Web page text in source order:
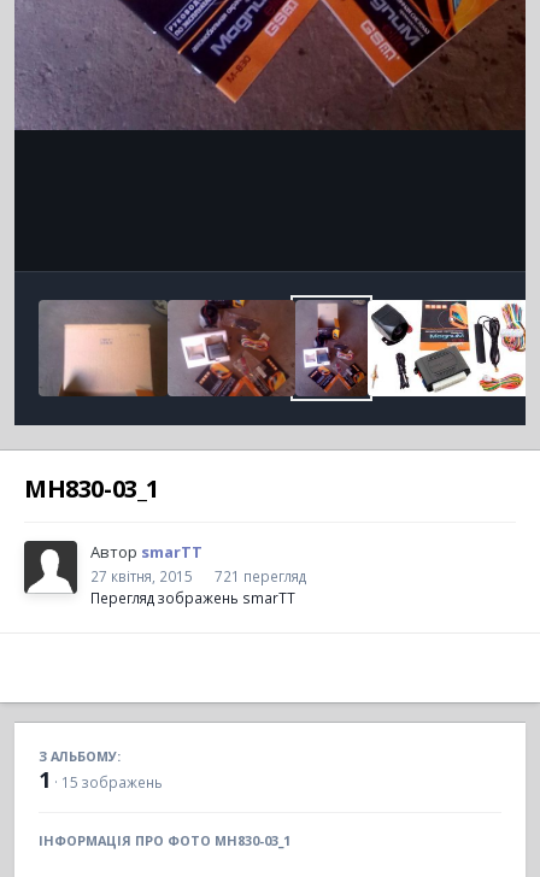
MH830-03_1
Автор smarTT
27 квітня, 2015
721 перегляд
Перегляд зображень smarTT
З АЛЬБОМУ:
1 · 15 зображень
ІНФОРМАЦІЯ ПРО ФОТО MH830-03_1